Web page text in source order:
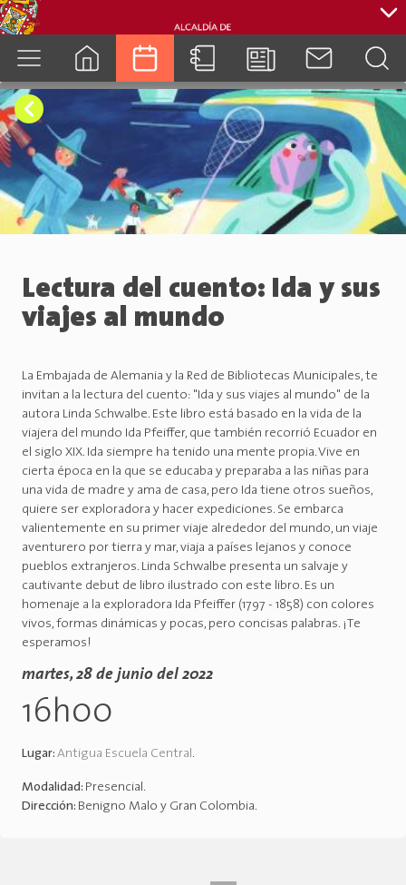
cuenca.gob.ec
Lectura del cuento: Ida y sus
viajes al mundo
La Embajada de Alemania y la Red de Bibliotecas Municipales, te
invitan a la lectura del cuento: "Ida y sus viajes al mundo" de la
autora Linda Schwalbe. Este libro está basado en la vida de la
viajera del mundo Ida Pfeiffer, que también recorrió Ecuador en
el siglo XIX. Ida siempre ha tenido una mente propia. Vive en
cierta época en la que se educaba y preparaba a las niñas para
una vida de madre y ama de casa, pero Ida tiene otros sueños,
quiere ser exploradora y hacer expediciones. Se embarca
valientemente en su primer viaje alrededor del mundo, un viaje
aventurero por tierra y mar, viaja a países lejanos y conoce
pueblos extranjeros. Linda Schwalbe presenta un salvaje y
cautivante debut de libro ilustrado con este libro. Es un
homenaje a la exploradora Ida Pfeiffer (1797 - 1858) con colores
vivos, formas dinámicas y pocas, pero concisas palabras. ¡Te
esperamos!
martes, 28 de junio del 2022
16h00
Lugar: Antigua Escuela Central.
Modalidad: Presencial.
Dirección: Benigno Malo y Gran Colombia.